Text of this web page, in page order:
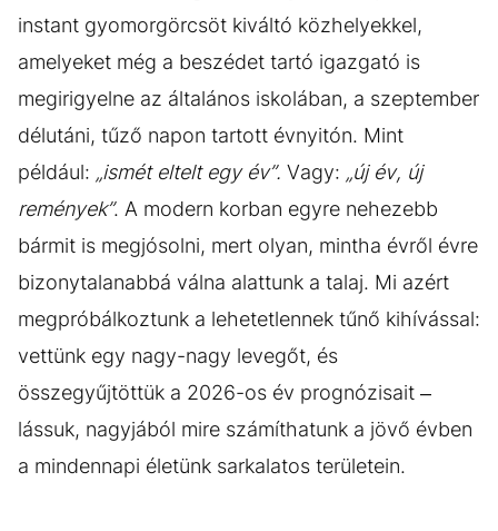
instant gyomorgörcsöt kiváltó közhelyekkel,
amelyeket még a beszédet tartó igazgató is
megirigyelne az általános iskolában, a szeptember
délutáni, tűző napon tartott évnyitón. Mint
például: „ismét eltelt egy év”. Vagy: „új év, új
remények”. A modern korban egyre nehezebb
bármit is megjósolni, mert olyan, mintha évről évre
bizonytalanabbá válna alattunk a talaj. Mi azért
megpróbálkoztunk a lehetetlennek tűnő kihívással:
vettünk egy nagy-nagy levegőt, és
összegyűjtöttük a 2026-os év prognózisait –
lássuk, nagyjából mire számíthatunk a jövő évben
a mindennapi életünk sarkalatos területein.